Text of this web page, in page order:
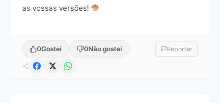
as vossas versões!
0Gostei 0Não gostei Reportar